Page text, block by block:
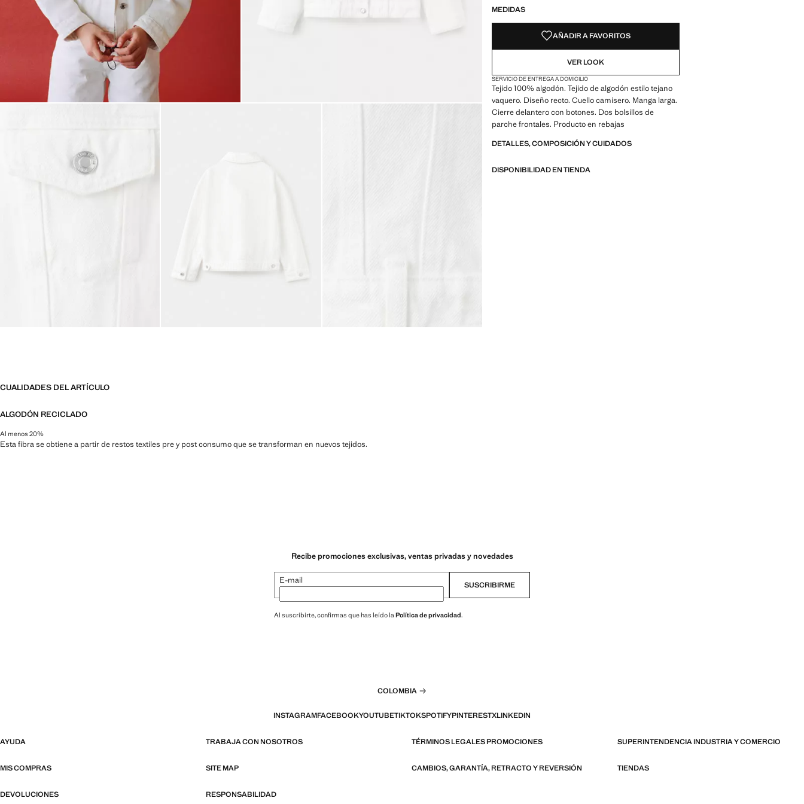
MEDIDAS
AÑADIR A FAVORITOS
VER LOOK
SERVICIO DE ENTREGA A DOMICILIO
Tejido 100% algodón. Tejido de algodón estilo tejano
vaquero. Diseño recto. Cuello camisero. Manga larga.
Cierre delantero con botones. Dos bolsillos de
parche frontales. Producto en rebajas
DETALLES, COMPOSICIÓN Y CUIDADOS
DISPONIBILIDAD EN TIENDA
CUALIDADES DEL ARTÍCULO
ALGODÓN RECICLADO
Al menos 20%
Esta fibra se obtiene a partir de restos textiles pre y post consumo que se transforman en nuevos tejidos.
Recibe promociones exclusivas, ventas privadas y novedades
E-mail SUSCRIBIRME
Al suscribirte, confirmas que has leído la Política de privacidad.
COLOMBIA
INSTAGRAMFACEBOOKYOUTUBETIKTOKSPOTIFYPINTERESTXLINKEDIN
AYUDA TRABAJA CON NOSOTROS TÉRMINOS LEGALES PROMOCIONES SUPERINTENDENCIA INDUSTRIA Y COMERCIO
MIS COMPRAS SITE MAP CAMBIOS, GARANTÍA, RETRACTO Y REVERSIÓN TIENDAS
DEVOLUCIONES RESPONSABILIDAD